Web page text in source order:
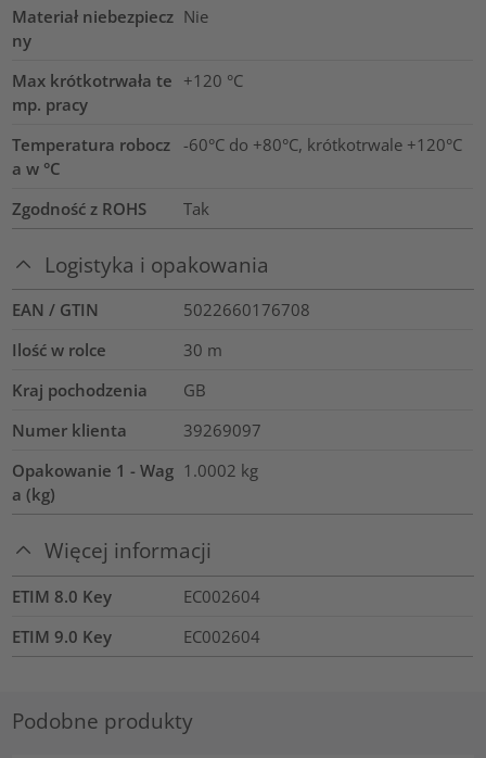
Materiał niebezpiecz
ny
Nie
Max krótkotrwała te
mp. pracy
+120 °C
Temperatura robocz
a w °C
-60°C do +80°C, krótkotrwale +120°C
Zgodność z ROHS Tak
Logistyka i opakowania
EAN / GTIN
5022660176708
Ilość w rolce
30 m
Kraj pochodzenia
GB
Numer klienta
39269097
Opakowanie 1 - Wag
a (kg)
1.0002 kg
Więcej informacji
ETIM 8.0 Key
EC002604
ETIM 9.0 Key
EC002604
Podobne produkty